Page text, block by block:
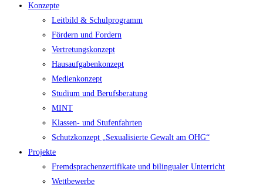
Konzepte
Leitbild & Schulprogramm
Fördern und Fordern
Vertretungskonzept
Hausaufgabenkonzept
Medienkonzept
Studium und Berufsberatung
MINT
Klassen- und Stufenfahrten
Schutzkonzept „Sexualisierte Gewalt am OHG“
Projekte
Fremdsprachenzertifikate und bilingualer Unterricht
Wettbewerbe